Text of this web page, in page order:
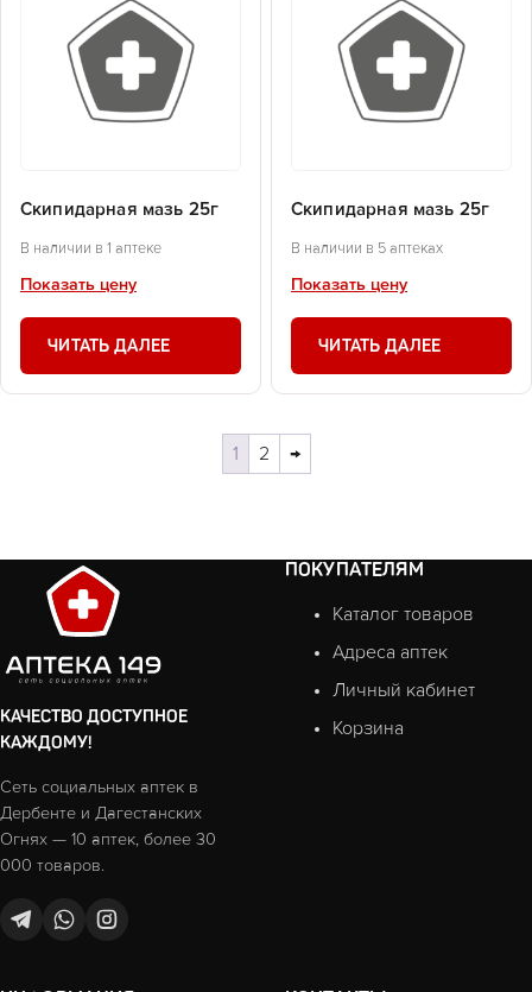
Скипидарная мазь 25г
В наличии в 1 аптеке
Показать цену
ЧИТАТЬ ДАЛЕЕ
Скипидарная мазь 25г
В наличии в 5 аптеках
Показать цену
ЧИТАТЬ ДАЛЕЕ
1 2 →
КАЧЕСТВО ДОСТУПНОЕ
КАЖДОМУ!
Сеть социальных аптек в
Дербенте и Дагестанских
Огнях — 10 аптек, более 30
000 товаров.
ПОКУПАТЕЛЯМ
Каталог товаров
Адреса аптек
Личный кабинет
Корзина